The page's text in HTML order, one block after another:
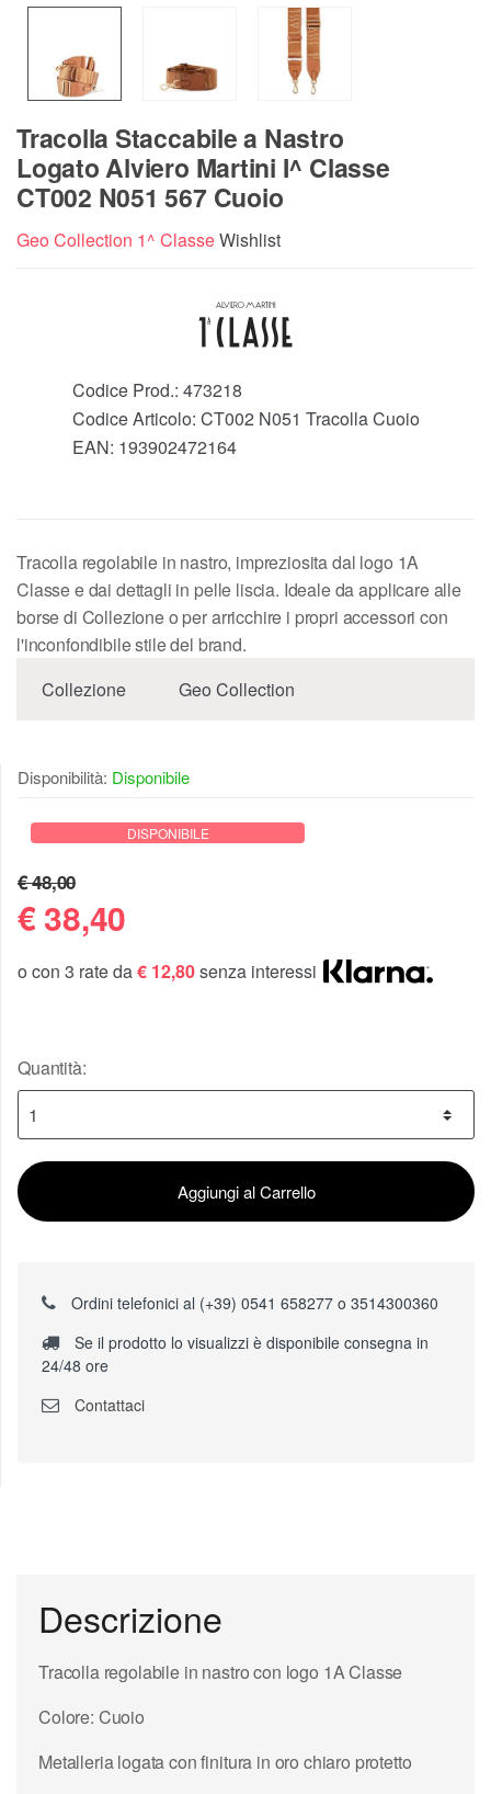
Tracolla Staccabile a Nastro
Logato Alviero Martini I^ Classe
CT002 N051 567 Cuoio
Geo Collection 1^ ClasseWishlist
Codice Prod.: 473218
Codice Articolo: CT002 N051 Tracolla Cuoio
EAN: 193902472164
Tracolla regolabile in nastro, impreziosita dal logo 1A
Classe e dai dettagli in pelle liscia. Ideale da applicare alle
borse di Collezione o per arricchire i propri accessori con
l'inconfondibile stile del brand.
Collezione
Geo Collection
Disponibilità: Disponibile
DISPONIBILE
€ 48,00
€38,40
o con 3 rate da€ 12,80senza interessi
Quantità:
Aggiungi al Carrello
Ordini telefonici al (+39) 0541 658277 o 3514300360
Se il prodotto lo visualizzi è disponibile consegna in
24/48 ore
Contattaci
Descrizione
Tracolla regolabile in nastro con logo 1A Classe
Colore: Cuoio
Metalleria logata con finitura in oro chiaro protetto